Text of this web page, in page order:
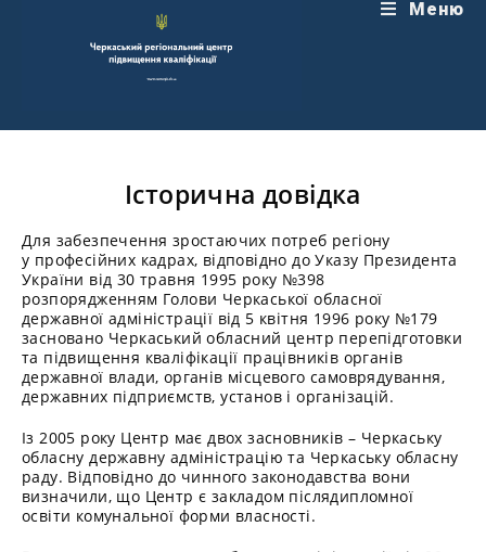
Меню
Історична довідка
Для забезпечення зростаючих потреб регіону
у професійних кадрах, відповідно до Указу Президента
України від 30 травня 1995 року №398
розпорядженням Голови Черкаської обласної
державної адміністрації від 5 квітня 1996 року №179
засновано Черкаський обласний центр перепідготовки
та підвищення кваліфікації працівників органів
державної влади, органів місцевого самоврядування,
державних підприємств, установ і організацій.
Із 2005 року Центр має двох засновників – Черкаську
обласну державну адміністрацію та Черкаську обласну
раду. Відповідно до чинного законодавства вони
визначили, що Центр є закладом післядипломної
освіти комунальної форми власності.